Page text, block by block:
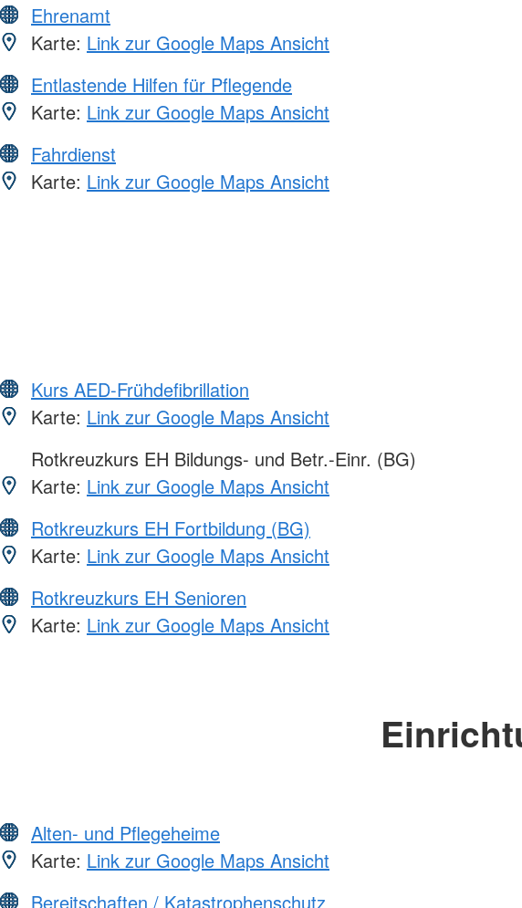
Ehrenamt
Karte: Link zur Google Maps Ansicht
Entlastende Hilfen für Pflegende
Karte: Link zur Google Maps Ansicht
Fahrdienst
Karte: Link zur Google Maps Ansicht
Kurs AED-Frühdefibrillation
Karte: Link zur Google Maps Ansicht
Rotkreuzkurs EH Bildungs- und Betr.-Einr. (BG)
Karte: Link zur Google Maps Ansicht
Rotkreuzkurs EH Fortbildung (BG)
Karte: Link zur Google Maps Ansicht
Rotkreuzkurs EH Senioren
Karte: Link zur Google Maps Ansicht
Alten- und Pflegeheime
Karte: Link zur Google Maps Ansicht
Bereitschaften / Katastrophenschutz